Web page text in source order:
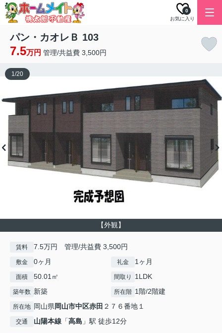
お気に入り
0
パン・カオレＢ 103
7.5万円 管理/共益費 3,500円
【外観】
1/20
賃料 7.5万円 管理/共益費 3,500円
敷金 0ヶ月 礼金 1ヶ月
面積 50.01㎡ 間取り 1LDK
築年数 新築 所在階 1階/2階建
所在地 岡山県岡山市中区赤田 ２７６番地１
交通 山陽本線 「高島 」駅 徒歩12分